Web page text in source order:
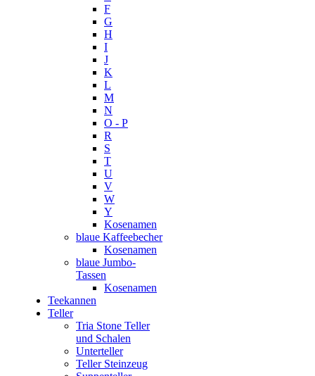
F
G
H
I
J
K
L
M
N
O - P
R
S
T
U
V
W
Y
Kosenamen
blaue Kaffeebecher
Kosenamen
blaue Jumbo-
Tassen
Kosenamen
Teekannen
Teller
Tria Stone Teller
und Schalen
Unterteller
Teller Steinzeug